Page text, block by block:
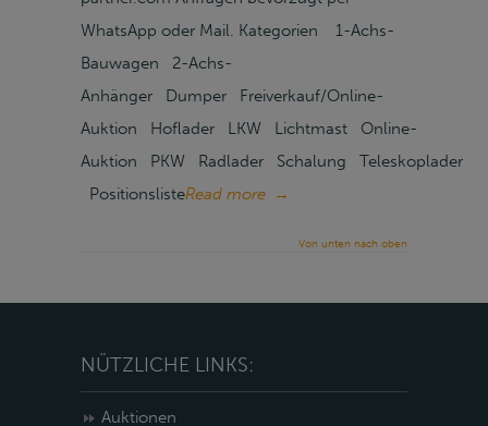
WhatsApp oder Mail. Kategorien 1-Achs-
Bauwagen 2-Achs-
Anhänger Dumper Freiverkauf/Online-
Auktion Hoflader LKW Lichtmast Online-
Auktion PKW Radlader Schalung Teleskoplader
PositionslisteRead more →
Von unten nach oben
NÜTZLICHE LINKS:
Auktionen